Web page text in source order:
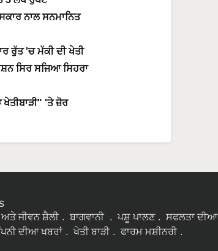
ਨਾਲ ਸਨਮਾਨਿਤ
ਰੁੱਤ 'ਚ ਮੱਕੀ ਦੀ ਖੇਤੀ
ਸਿਰ ਸਜਿਆ ਸਿਹਰਾ
'ਤੇ ਜ਼ੋਰ
ਜੀਵਨ ਸ਼ੈਲੀ ਬਾਗਵਾਨੀ ਪਸ਼ੂ ਪਾਲਣ
ਸਫਲਤਾ ਦੀਆ
ਦੀਆ ਖਬਰਾਂ ਖੇਤੀ ਬਾੜੀ
ਫਾਰਮ ਮਸ਼ੀਨਰੀ